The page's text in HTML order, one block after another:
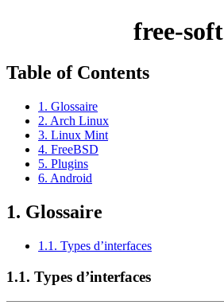
free-soft
Table of Contents
1. Glossaire
2. Arch Linux
3. Linux Mint
4. FreeBSD
5. Plugins
6. Android
1. Glossaire
1.1. Types d’interfaces
1.1. Types d’interfaces